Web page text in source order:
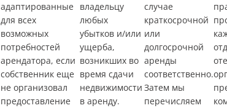
адаптированные
для всех
возможных
потребностей
арендатора, если
собственник еще
не организовал
предоставление
владельцу
любых
убытков и/или
ущерба,
возникших во
время сдачи
недвижимости
в аренду.
случае
краткосрочной
или
долгосрочной
аренды
соответственно.
Затем мы
перечисляем